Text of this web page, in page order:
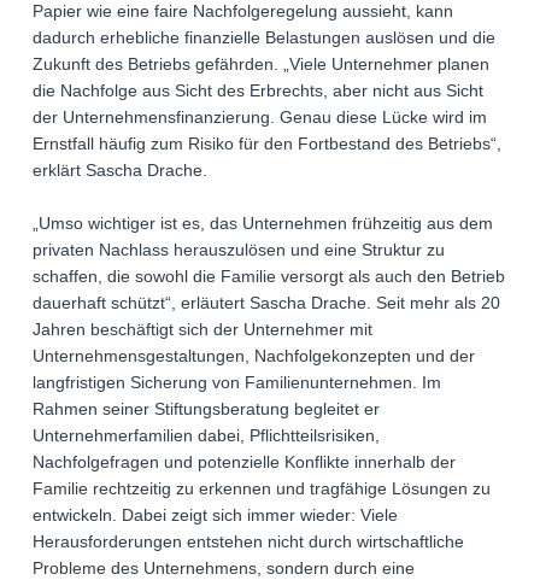
Papier wie eine faire Nachfolgeregelung aussieht, kann
dadurch erhebliche finanzielle Belastungen auslösen und die
Zukunft des Betriebs gefährden. „Viele Unternehmer planen
die Nachfolge aus Sicht des Erbrechts, aber nicht aus Sicht
der Unternehmensfinanzierung. Genau diese Lücke wird im
Ernstfall häufig zum Risiko für den Fortbestand des Betriebs“,
erklärt Sascha Drache.
„Umso wichtiger ist es, das Unternehmen frühzeitig aus dem
privaten Nachlass herauszulösen und eine Struktur zu
schaffen, die sowohl die Familie versorgt als auch den Betrieb
dauerhaft schützt“, erläutert Sascha Drache. Seit mehr als 20
Jahren beschäftigt sich der Unternehmer mit
Unternehmensgestaltungen, Nachfolgekonzepten und der
langfristigen Sicherung von Familienunternehmen. Im
Rahmen seiner Stiftungsberatung begleitet er
Unternehmerfamilien dabei, Pflichtteilsrisiken,
Nachfolgefragen und potenzielle Konflikte innerhalb der
Familie rechtzeitig zu erkennen und tragfähige Lösungen zu
entwickeln. Dabei zeigt sich immer wieder: Viele
Herausforderungen entstehen nicht durch wirtschaftliche
Probleme des Unternehmens, sondern durch eine